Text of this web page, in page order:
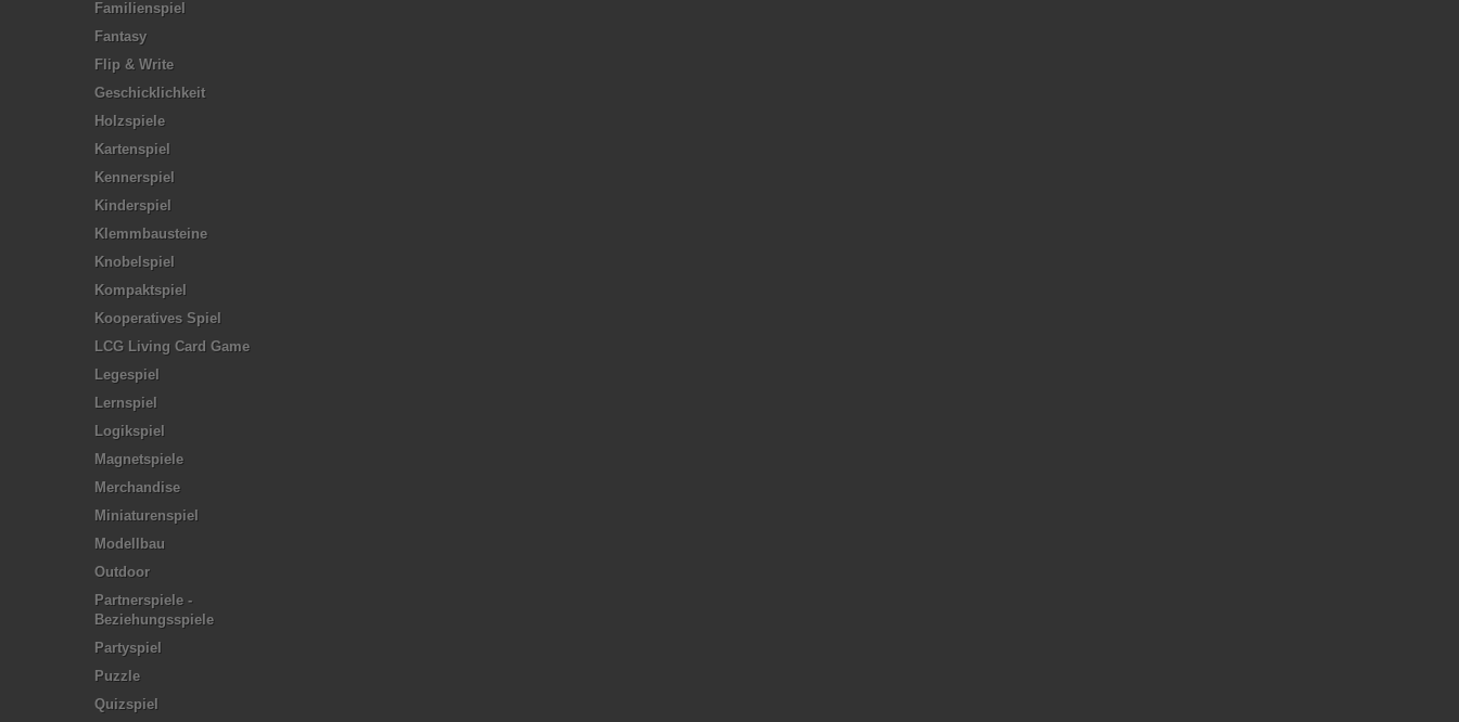
Familienspiel
Fantasy
Flip & Write
Geschicklichkeit
Holzspiele
Kartenspiel
Kennerspiel
Kinderspiel
Klemmbausteine
Knobelspiel
Kompaktspiel
Kooperatives Spiel
LCG Living Card Game
Legespiel
Lernspiel
Logikspiel
Magnetspiele
Merchandise
Miniaturenspiel
Modellbau
Outdoor
Partnerspiele -
Beziehungsspiele
Partyspiel
Puzzle
Quizspiel